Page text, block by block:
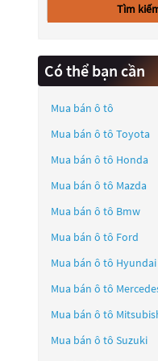
Tìm
Có thể bạn cần
Mua bán ô tô
Mua bán ô tô Toyota
Mua bán ô tô Honda
Mua bán ô tô Mazda
Mua bán ô tô Bmw
Mua bán ô tô Ford
Mua bán ô tô Hyundai
Mua bán ô tô
Mua bán ô tô
Mua bán ô tô Suzuki